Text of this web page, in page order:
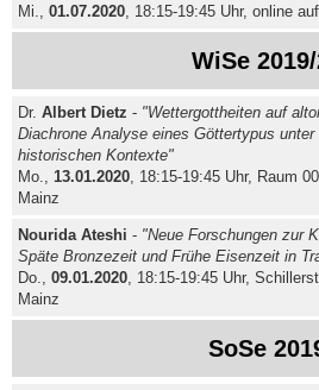
Mi.,01.07.2020 , 18:15-19:45 Uhr, online
WiSe
Dr.Albert Dietz - "Wettergottheiten auf
Diachrone Analyse eines Göttertypus
historischen Kontexte"
Mo.,13.01.2020, 18:15-19:45 Uhr, Raum
Mainz
NouridaAteshi - "Neue Forschungen zur
Späte Bronzezeit und Frühe Eisenzeit in
Do.,09.01.2020 , 18:15-19:45 Uhr,
Mainz
SoSe